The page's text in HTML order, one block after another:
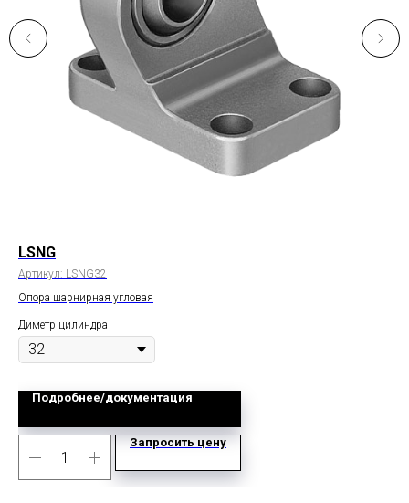
LSNG
Артикул: LSNG32
Опора шарнирная угловая
Диметр цилиндра
Подробнее/документация
Запросить цену